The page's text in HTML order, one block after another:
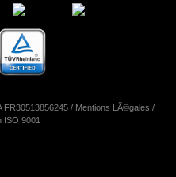
FR30513856245 / Mentions LÃ©gales /
ISO 9001